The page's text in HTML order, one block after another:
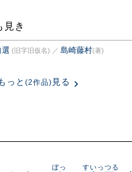
見き
(旧字旧仮名) ／ 島崎藤村(著)
っと (2作品) 見る
ぼっ すいっつる